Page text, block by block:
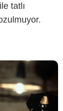
tatlı